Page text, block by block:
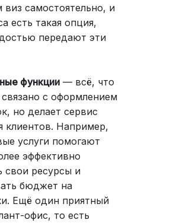
самостоятельно, и
есть такая опция,
передают эти
функции— всё, что
с оформлением
но делает сервис
клиентов. Например,
услуги помогают
эффективно
свои ресурсы и
бюджет на
Ещё один приятный
офис, то есть